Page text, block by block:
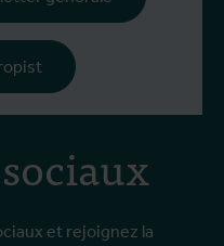
et rejoignez la